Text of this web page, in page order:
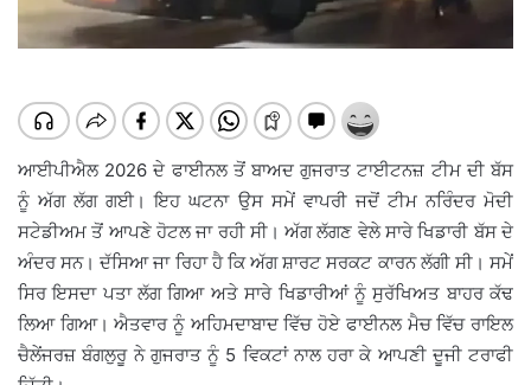
ਆਈਪੀਐਲ 2026 ਦੇ ਫਾਈਨਲ ਤੋਂ ਬਾਅਦ ਗੁਜਰਾਤ ਟਾਈਟਨਜ਼ ਟੀਮ ਦੀ ਬੱਸ
ਨੂੰ ਅੱਗ ਲੱਗ ਗਈ। ਇਹ ਘਟਨਾ ਉਸ ਸਮੇਂ ਵਾਪਰੀ ਜਦੋਂ ਟੀਮ ਨਰਿੰਦਰ ਮੋਦੀ
ਸਟੇਡੀਅਮ ਤੋਂ ਆਪਣੇ ਹੋਟਲ ਜਾ ਰਹੀ ਸੀ। ਅੱਗ ਲੱਗਣ ਵੇਲੇ ਸਾਰੇ ਖਿਡਾਰੀ ਬੱਸ ਦੇ
ਅੰਦਰ ਸਨ। ਦੱਸਿਆ ਜਾ ਰਿਹਾ ਹੈ ਕਿ ਅੱਗ ਸ਼ਾਰਟ ਸਰਕਟ ਕਾਰਨ ਲੱਗੀ ਸੀ। ਸਮੇਂ
ਸਿਰ ਇਸਦਾ ਪਤਾ ਲੱਗ ਗਿਆ ਅਤੇ ਸਾਰੇ ਖਿਡਾਰੀਆਂ ਨੂੰ ਸੁਰੱਖਿਅਤ ਬਾਹਰ ਕੱਢ
ਲਿਆ ਗਿਆ। ਐਤਵਾਰ ਨੂੰ ਅਹਿਮਦਾਬਾਦ ਵਿੱਚ ਹੋਏ ਫਾਈਨਲ ਮੈਚ ਵਿੱਚ ਰਾਇਲ
ਚੈਲੇਂਜਰਜ਼ ਬੰਗਲੁਰੂ ਨੇ ਗੁਜਰਾਤ ਨੂੰ 5 ਵਿਕਟਾਂ ਨਾਲ ਹਰਾ ਕੇ ਆਪਣੀ ਦੂਜੀ ਟਰਾਫੀ